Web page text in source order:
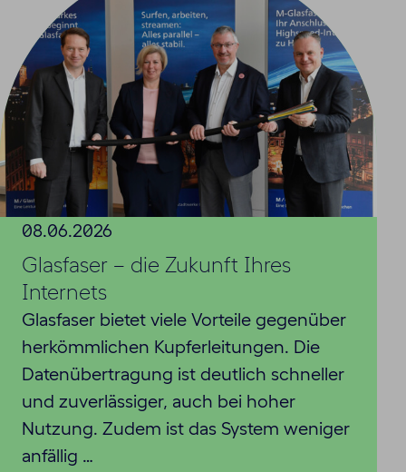
Glasfaser – die Zukunft Ihres
Internets
08.06.2026
Glasfaser bietet viele Vorteile gegenüber
herkömmlichen Kupferleitungen. Die
Datenübertragung ist deutlich schneller
und zuverlässiger, auch bei hoher
Nutzung. Zudem ist das System weniger
anfällig …